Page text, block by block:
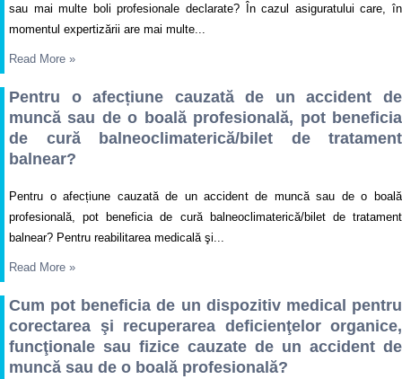
sau mai multe boli profesionale declarate? În cazul asiguratului care, în
momentul expertizării are mai multe...
Read More »
Pentru o afecțiune cauzată de un accident de
muncă sau de o boală profesională, pot beneficia
de cură balneoclimaterică/bilet de tratament
balnear?
Pentru o afecțiune cauzată de un accident de muncă sau de o boală
profesională, pot beneficia de cură balneoclimaterică/bilet de tratament
balnear? Pentru reabilitarea medicală şi...
Read More »
Cum pot beneficia de un dispozitiv medical pentru
corectarea şi recuperarea deficienţelor organice,
funcţionale sau fizice cauzate de un accident de
muncă sau de o boală profesională?